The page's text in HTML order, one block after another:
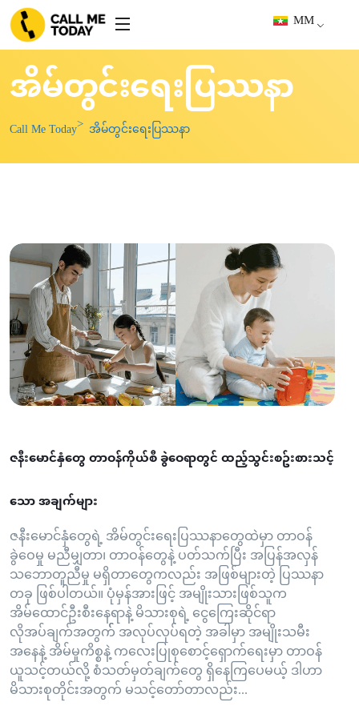
MM
အိမ်တွင်းရေးပြဿနာ
Call Me Today အိမ်တွင်းရေးပြဿနာ
ဇနီးမောင်နှံတွေ တာဝန်ကိုယ်စီ ခွဲဝေရာတွင် ထည့်သွင်းစဥ်းစားသင့်
သော အချက်များ
ဇနီးမောင်နှံတွေရဲ့ အိမ်တွင်းရေးပြဿနာတွေထဲမှာ တာဝန်
ခွဲဝေမှု မညီမျှတာ၊ တာဝန်တွေနဲ့ ပတ်သက်ပြီး အပြန်အလှန်
သဘောတူညီမှု မရှိတာတွေကလည်း အဖြစ်များတဲ့ ပြဿနာ
တခု ဖြစ်ပါတယ်။ ပုံမှန်အားဖြင့် အမျိုးသားဖြစ်သူက
အိမ်ထောင်ဦးစီးနေရာနဲ့ မိသားစုရဲ့ ငွေကြေးဆိုင်ရာ
လိုအပ်ချက်အတွက်် အလုပ်လုပ်ရတဲ့ အခါမှာ အမျိုးသမီး
အနေနဲ့ အိမ်မှုကိစ္စနဲ့ ကလေးပြုစုစောင့်ရှောက်ရေးမှာ တာဝန်
ယူသင့်တယ်လို့ စံသတ်မှတ်ချက်တွေ ရှိနေကြပေမယ့် ဒါဟာ
မိသားစုတိုင်းအတွက် မသင့်တော်တာလည်း...